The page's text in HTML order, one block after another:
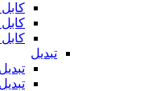
کابل USB
کابل
تبدیل
تبدیل HDMI
تبدیل VGA